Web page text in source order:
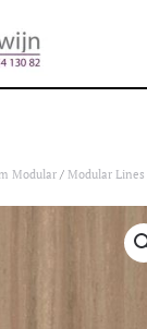
Modular / Modular Lines